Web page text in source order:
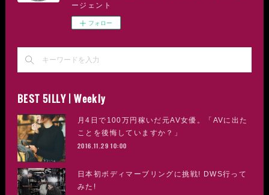
ージェント
フォロー
BEST 5ILLY | Weekly
月4日で100万円稼いだ元AV女優。「AVに出た
ことを後悔していますか？」
2016.11.29 10:00
日本初ボディマーブリングに挑戦! DWS行って
みた!